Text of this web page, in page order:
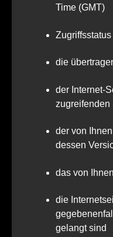
Time (GMT)
die
der Internet-
zugreifenden
der von
dessen
das von
die
gelangt sind